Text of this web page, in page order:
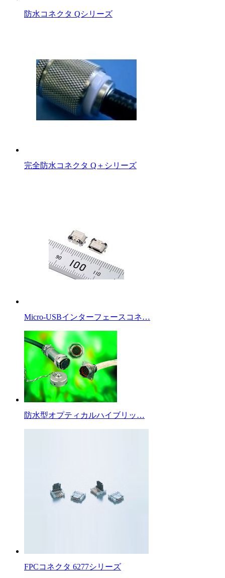
防水コネクタ Qシリーズ
完全防水コネクタ Q＋シリーズ
Micro-USBインターフェースコネ…
防水型オプティカルハイブリッ…
FPCコネクタ 6277シリーズ